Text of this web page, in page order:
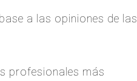
a las opiniones de las
profesionales más